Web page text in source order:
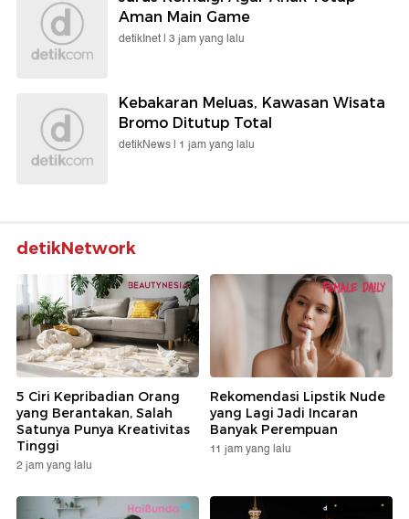
Aman Main Game
detikInet | 3 jam yang lalu
Kebakaran Meluas, Kawasan Wisata
Bromo Ditutup Total
detikNews | 1 jam yang lalu
detikNetwork
5 Ciri Kepribadian Orang
yang Berantakan, Salah
Satunya Punya Kreativitas
Tinggi
2 jam yang lalu
Rekomendasi Lipstik Nude
yang Lagi Jadi Incaran
Banyak Perempuan
11 jam yang lalu